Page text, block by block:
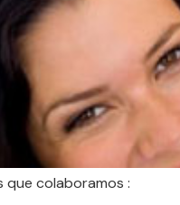
que colaboramos :